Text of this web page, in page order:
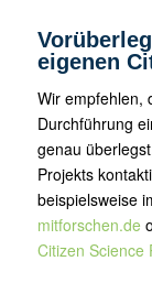
eigenen
Wir empfehlen,
Durchführung
genau
Projekts
beispielsweise
mitforschen.de
Citizen Science